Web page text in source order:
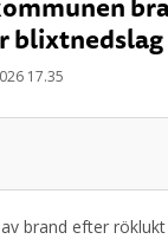
blixtnedslag
17.35